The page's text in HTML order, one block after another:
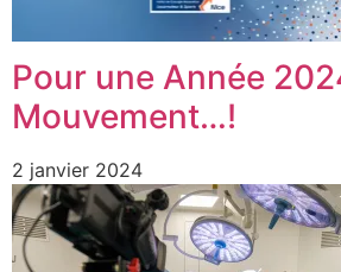
Pour une Année
Mouvement…!
2 janvier 2024